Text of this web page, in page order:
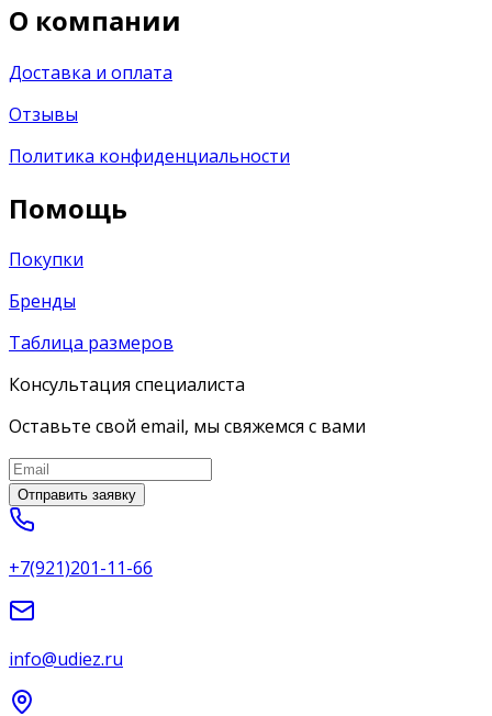
О компании
Доставка и оплата
Отзывы
Политика конфиденциальности
Помощь
Покупки
Бренды
Таблица размеров
Консультация специалиста
Оставьте свой email, мы свяжемся с вами
Отправить заявку
+7(921)201-11-66
info@udiez.ru